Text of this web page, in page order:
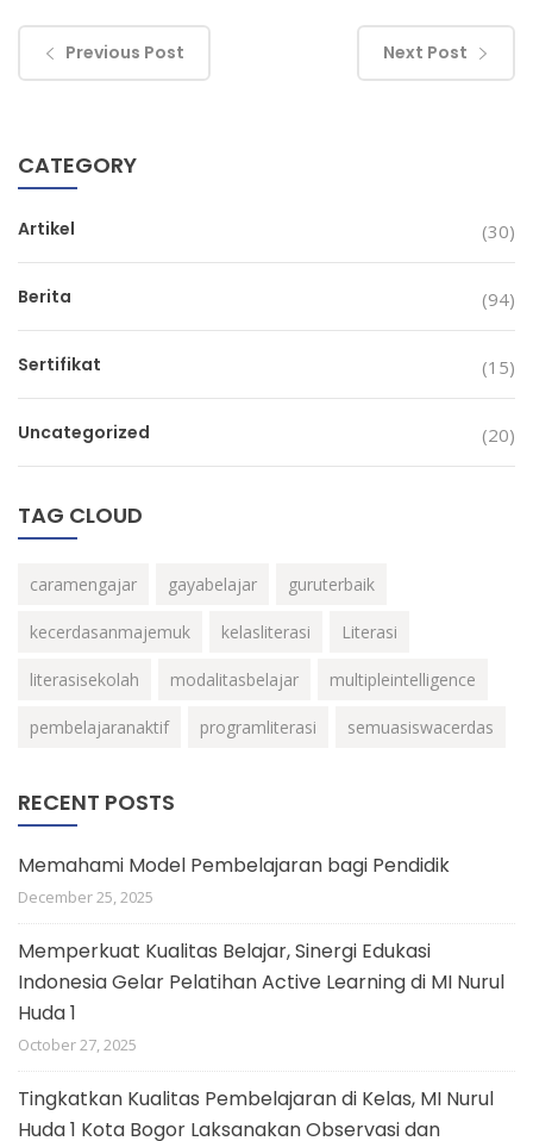
Previous Post Next Post
CATEGORY
Artikel (30)
Berita (94)
Sertifikat (15)
Uncategorized (20)
TAG CLOUD
caramengajar gayabelajar guruterbaik
kecerdasanmajemuk kelasliterasi Literasi
literasisekolah modalitasbelajar multipleintelligence
pembelajaranaktif programliterasi semuasiswacerdas
RECENT POSTS
Memahami Model Pembelajaran bagi Pendidik
December 25, 2025
Memperkuat Kualitas Belajar, Sinergi Edukasi
Indonesia Gelar Pelatihan Active Learning di MI Nurul
Huda 1
October 27, 2025
Tingkatkan Kualitas Pembelajaran di Kelas, MI Nurul
Huda 1 Kota Bogor Laksanakan Observasi dan